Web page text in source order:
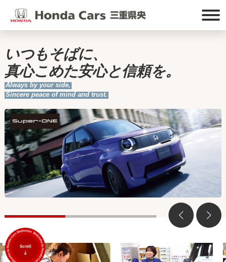
いつもそばに、
真心こめた安心と信頼を。
Always by your side,
Sincere peace of mind and trust.